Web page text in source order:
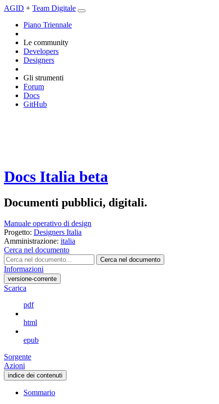
AGID + Team Digitale
Piano Triennale
Le community
Developers
Designers
Gli strumenti
Forum
Docs
GitHub
Docs Italia beta
Documenti pubblici, digitali.
Manuale operativo di design
Progetto: Designers Italia
Amministrazione: italia
Cerca nel documento
Cerca nel documento
Informazioni
versione-corrente
Scarica
pdf
html
epub
Sorgente
Azioni
indice dei contenuti
Sommario